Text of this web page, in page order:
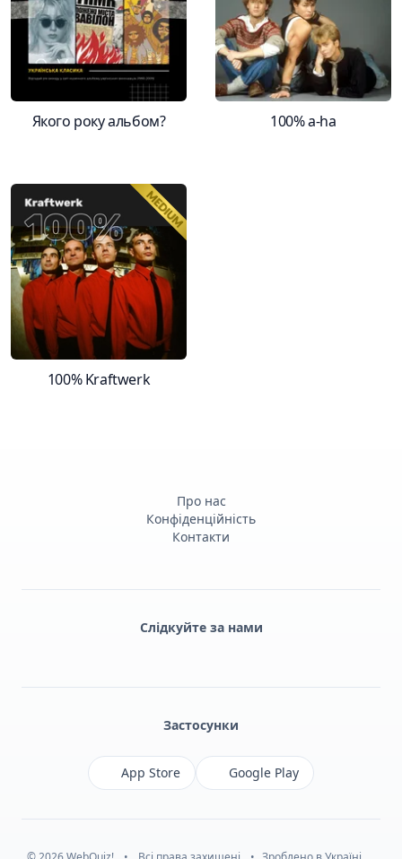
Якого року альбом? 100% a-ha
100% Kraftwerk
Про нас
Конфіденційність
Контакти
Слідкуйте за нами
Застосунки
App Store Google Play